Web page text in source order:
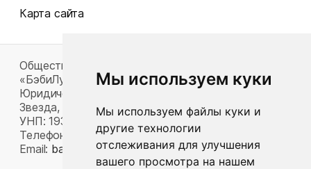
Мы используем куки
Мы используем файлы куки и
другие технологии
отслеживания для улучшения
вашего просмотра на нашем
Карта сайта
Общество с ограниченной ответственностью
«БэбиЛук»
Юридический адрес: 220117, г. Минск, пр-т Газеты
Звезда, д. 16, пом. 52
УНП: 193815124
Телефон:
+375 33 392 66 63
Email: babylook.gm@gmail.com .